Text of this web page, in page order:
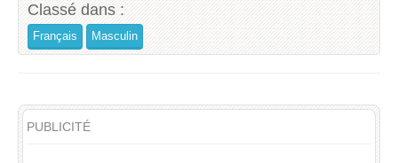
Classé dans :
Français Masculin
PUBLICITÉ